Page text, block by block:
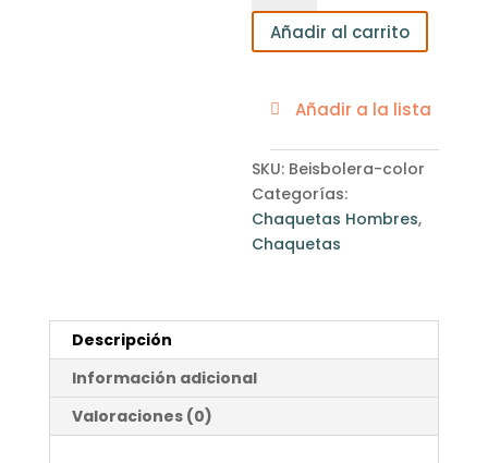
Hombre
estilo
cantidad
Añadir al carrito
Añadir a la lista
SKU: Beisbolera-color
Categorías:
Chaquetas Hombres,
Chaquetas
Descripción
Información adicional
Valoraciones (0)